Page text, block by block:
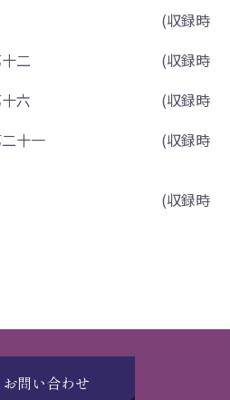
(収録時
多品第十二 (収録時
量品第十六 (収録時
力品第二十一 (収録時
抄 (収録時
お問い合わせ